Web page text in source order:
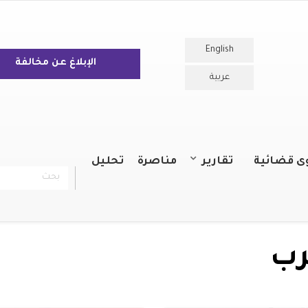
English
عربية
الإبلاغ عن مخالفة
قضائية تقارير مناصرة تحليل